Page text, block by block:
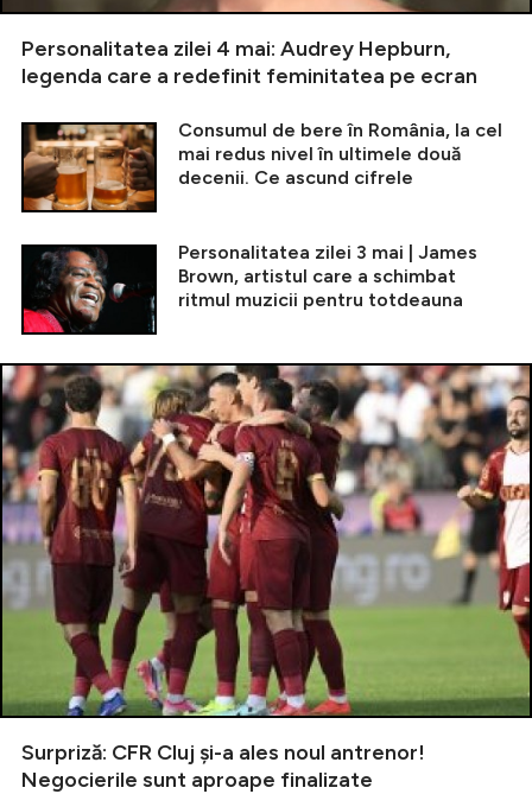
Personalitatea zilei 4 mai: Audrey Hepburn,
legenda care a redefinit feminitatea pe ecran
Consumul de bere în România, la cel
mai redus nivel în ultimele două
decenii. Ce ascund cifrele
Personalitatea zilei 3 mai | James
Brown, artistul care a schimbat
ritmul muzicii pentru totdeauna
Surpriză: CFR Cluj și-a ales noul antrenor!
Negocierile sunt aproape finalizate